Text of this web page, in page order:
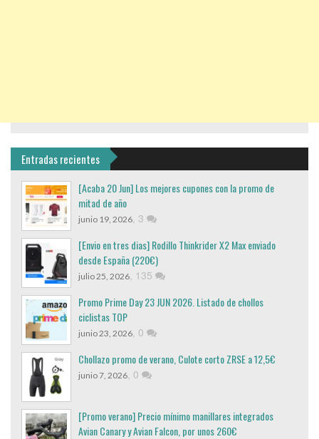
Entradas recientes
[Acaba 20 Jun] Los mejores cupones con la promo de
mitad de año
junio 19, 2026, 3
[Envio en tres dias] Rodillo Thinkrider X2 Max enviado
desde España (220€)
julio 25, 2026, 135
Promo Prime Day 23 JUN 2026. Listado de chollos
ciclistas TOP
junio 23, 2026, 0
Chollazo promo de verano, Culote corto ZRSE a 12,5€
junio 7, 2026, 0
[Promo verano] Precio mínimo manillares integrados
Avian Canary y Avian Falcon, por unos 260€